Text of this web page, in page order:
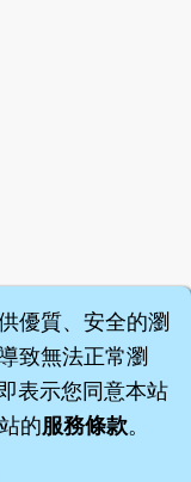
優質、安全的瀏
致無法正常瀏
表示您同意本站
的服務條款。